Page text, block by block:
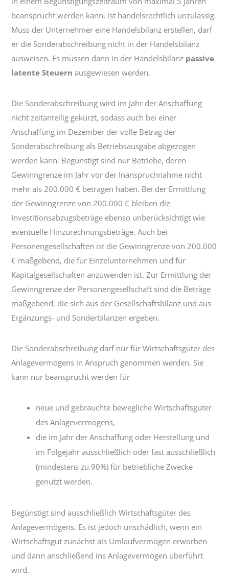
beansprucht werden kann, ist handelsrechtlich unzulässig.
Muss der Unternehmer eine Handelsbilanz erstellen, darf
er die Sonderabschreibung nicht in der Handelsbilanz
ausweisen. Es müssen dann in der Handelsbilanz passive
latente Steuern ausgewiesen werden.
Die Sonderabschreibung wird im Jahr der Anschaffung
nicht zeitanteilig gekürzt, sodass auch bei einer
Anschaffung im Dezember der volle Betrag der
Sonderabschreibung als Betriebsausgabe abgezogen
werden kann. Begünstigt sind nur Betriebe, deren
Gewinngrenze im Jahr vor der Inanspruchnahme nicht
mehr als 200.000 € betragen haben. Bei der Ermittlung
der Gewinngrenze von 200.000 € bleiben die
Investitionsabzugsbeträge ebenso unberücksichtigt wie
eventuelle Hinzurechnungsbeträge. Auch bei
Personengesellschaften ist die Gewinngrenze von 200.000
€ maßgebend, die für Einzelunternehmen und für
Kapitalgesellschaften anzuwenden ist. Zur Ermittlung der
Gewinngrenze der Personengesellschaft sind die Beträge
maßgebend, die sich aus der Gesellschaftsbilanz und aus
Ergänzungs- und Sonderbilanzen ergeben.
Die Sonderabschreibung darf nur für Wirtschaftsgüter des
Anlagevermögens in Anspruch genommen werden. Sie
kann nur beansprucht werden für
neue und gebrauchte bewegliche Wirtschaftsgüter
des Anlagevermögens,
die im Jahr der Anschaffung oder Herstellung und
im Folgejahr ausschließlich oder fast ausschließlich
(mindestens zu 90%) für betriebliche Zwecke
genutzt werden.
Begünstigt sind ausschließlich Wirtschaftsgüter des
Anlagevermögens. Es ist jedoch unschädlich, wenn ein
Wirtschaftsgut zunächst als Umlaufvermögen erworben
und dann anschließend ins Anlagevermögen überführt
wird.